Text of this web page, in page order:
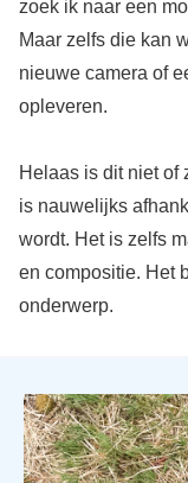
zoek ik naar een
Maar zelfs die kan
nieuwe camera of
opleveren.
Helaas is dit niet of
is nauwelijks
wordt. Het is zelfs
en compositie. Het
onderwerp.